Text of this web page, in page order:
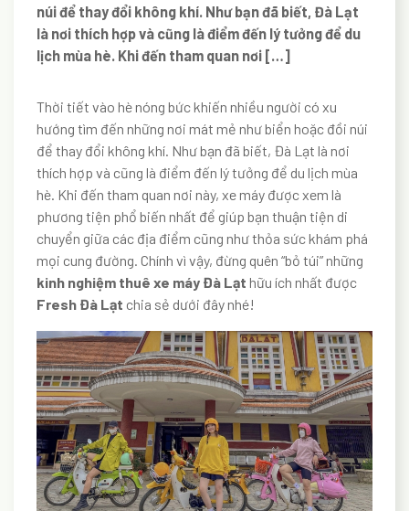
núi để thay đổi không khí. Như bạn đã biết, Đà Lạt
là nơi thích hợp và cũng là điểm đến lý tưởng để du
lịch mùa hè. Khi đến tham quan nơi […]
Thời tiết vào hè nóng bức khiến nhiều người có xu
hướng tìm đến những nơi mát mẻ như biển hoặc đồi núi
để thay đổi không khí. Như bạn đã biết, Đà Lạt là nơi
thích hợp và cũng là điểm đến lý tưởng để du lịch mùa
hè. Khi đến tham quan nơi này, xe máy được xem là
phương tiện phổ biến nhất để giúp bạn thuận tiện di
chuyển giữa các địa điểm cũng như thỏa sức khám phá
mọi cung đường. Chính vì vậy, đừng quên “bỏ túi” những
kinh nghiệm thuê xe máy Đà Lạt hữu ích nhất được
Fresh Đà Lạt chia sẻ dưới đây nhé!